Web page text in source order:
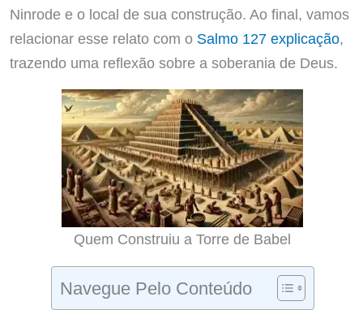
Ninrode e o local de sua construção. Ao final, vamos
relacionar esse relato com o Salmo 127 explicação,
trazendo uma reflexão sobre a soberania de Deus.
Quem Construiu a Torre de Babel
Navegue Pelo Conteúdo